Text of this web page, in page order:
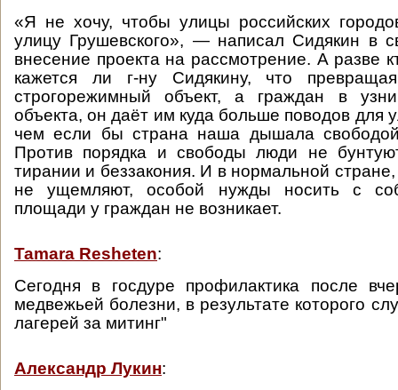
«Я не хочу, чтобы улицы российских
улицу Грушевского», — написал Сидякин в
внесение проекта на рассмотрение. А разве
кажется ли г-ну Сидякину, что
строгорежимный объект, а граждан в
объекта, он даёт им куда больше поводов для
чем если бы страна наша дышала
Против порядка и свободы люди не
тирании и беззакония. И в нормальной
не ущемляют, особой нужды носить с
площади у граждан не возникает.
Tamara Resheten:
Сегодня в госдуре профилактика после
медвежьей болезни, в результате которого
лагерей за митинг"
Александр Лукин: